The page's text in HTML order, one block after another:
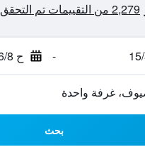
2,279 من التقييمات تم التحقق منها
- ح 16/8
بحث